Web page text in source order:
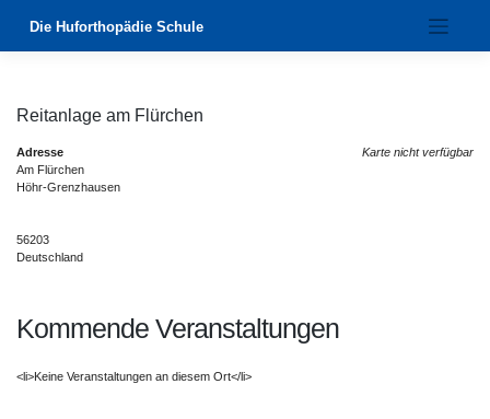
Die Huforthopädie Schule
Reitanlage am Flürchen
Karte nicht verfügbar
Adresse
Am Flürchen
Höhr-Grenzhausen
56203
Deutschland
Kommende Veranstaltungen
<li>Keine Veranstaltungen an diesem Ort</li>